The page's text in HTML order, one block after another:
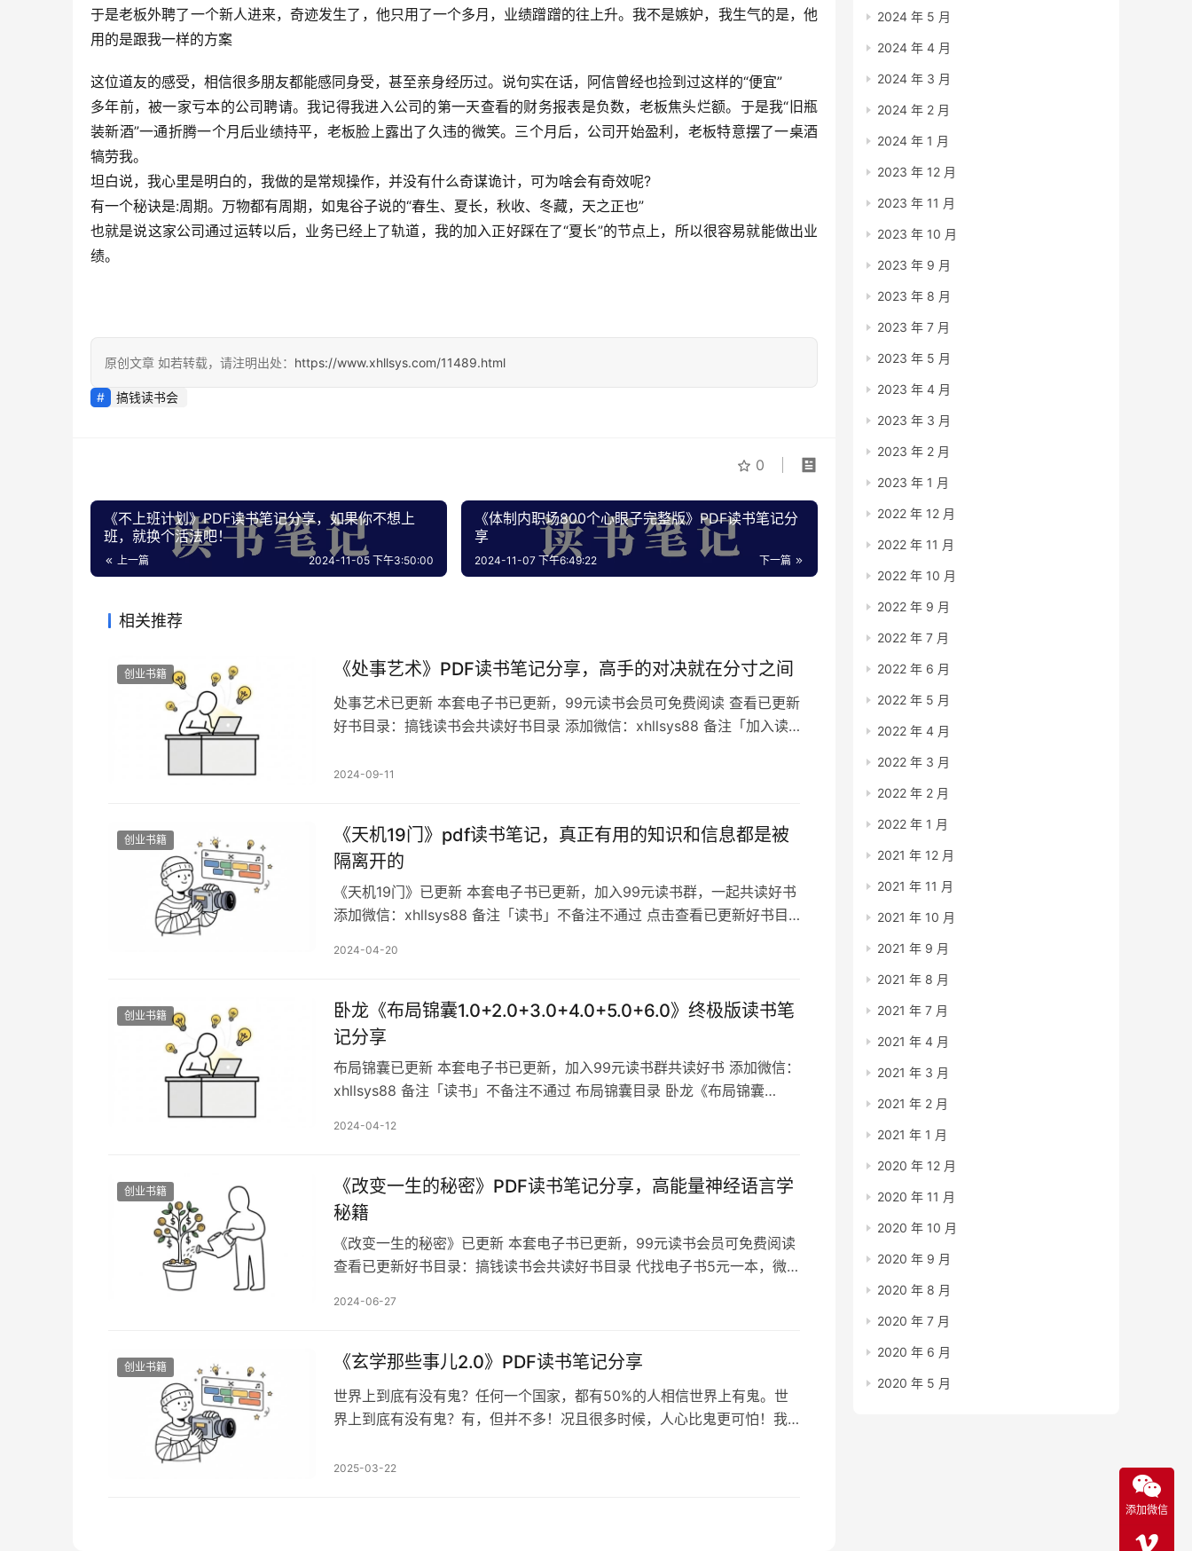
于是老板外聘了一个新人进来，奇迹发生了，他只用了一个多月，业绩蹭蹭的往上升。我不是嫉妒，我生气的是，他
用的是跟我一样的方案
这位道友的感受，相信很多朋友都能感同身受，甚至亲身经历过。说句实在话，阿信曾经也捡到过这样的“便宜”
多年前，被一家亏本的公司聘请。我记得我进入公司的第一天查看的财务报表是负数，老板焦头烂额。于是我“旧瓶
装新酒”一通折腾一个月后业绩持平，老板脸上露出了久违的微笑。三个月后，公司开始盈利，老板特意摆了一桌酒
犒劳我。
坦白说，我心里是明白的，我做的是常规操作，并没有什么奇谋诡计，可为啥会有奇效呢?
有一个秘诀是:周期。万物都有周期，如鬼谷子说的“春生、夏长，秋收、冬藏，天之正也”
也就是说这家公司通过运转以后，业务已经上了轨道，我的加入正好踩在了“夏长”的节点上，所以很容易就能做出业
绩。
原创文章 如若转载，请注明出处： https://www.xhllsys.com/11489.html
搞钱读书会
0
《不上班计划》PDF读书笔记分享，如果你不想上
班，就换个活法吧！
上一篇 2024-11-05 下午3:50:00
《体制内职场800个心眼子完整版》PDF读书笔记分
享
下一篇
2024-11-07 下午6:49:22
相关推荐
创业书籍 《处事艺术》PDF读书笔记分享，高手的对决就在分寸之间
处事艺术已更新 本套电子书已更新，99元读书会员可免费阅读 查看已更新
好书目录：搞钱读书会共读好书目录 添加微信：xhllsys88 备注「加入读
智商的时代。 不要再听SB领导的洗脑了：要听话，要努力了，就会涨工
2024-09-11
创业书籍
《天机19门》pdf读书笔记，真正有用的知识和信息都是被
隔离开的
《天机19门》已更新 本套电子书已更新，加入99元读书群，一起共读好书
添加微信：xhllsys88 备注「读书」不备注不通过 点击查看已更新好书目
锁死。…
2024-04-20
创业书籍
卧龙《布局锦囊1.0+2.0+3.0+4.0+5.0+6.0》终极版读书笔
记分享
布局锦囊已更新 本套电子书已更新，加入99元读书群共读好书 添加微信：
xhllsys88 备注「读书」不备注不通过 布局锦囊目录 卧龙《布局锦囊
2024-04-12
创业书籍
​《改变一生的秘密》PDF读书笔记分享，高能量神经语言学
秘籍
​《改变一生的秘密》已更新 本套电子书已更新，99元读书会员可免费阅读
查看已更新好书目录：搞钱读书会共读好书目录 代找电子书5元一本，微
就可以改变人…
2024-06-27
创业书籍 《玄学那些事儿2.0》PDF读书笔记分享
世界上到底有没有鬼？任何一个国家，都有50%的人相信世界上有鬼。世
界上到底有没有鬼？有，但并不多！况且很多时候，人心比鬼更可怕！我
后，不必用一些错误的方法，自己吓到自己，或者伤害自己。我讲的、经
2025-03-22
2024 年 5 月
2024 年 4 月
2024 年 3 月
2024 年 2 月
2024 年 1 月
2023 年 12 月
2023 年 11 月
2023 年 10 月
2023 年 9 月
2023 年 8 月
2023 年 7 月
2023 年 5 月
2023 年 4 月
2023 年 3 月
2023 年 2 月
2023 年 1 月
2022 年 12 月
2022 年 11 月
2022 年 10 月
2022 年 9 月
2022 年 7 月
2022 年 6 月
2022 年 5 月
2022 年 4 月
2022 年 3 月
2022 年 2 月
2022 年 1 月
2021 年 12 月
2021 年 11 月
2021 年 10 月
2021 年 9 月
2021 年 8 月
2021 年 7 月
2021 年 4 月
2021 年 3 月
2021 年 2 月
2021 年 1 月
2020 年 12 月
2020 年 11 月
2020 年 10 月
2020 年 9 月
2020 年 8 月
2020 年 7 月
2020 年 6 月
2020 年 5 月
添加微信